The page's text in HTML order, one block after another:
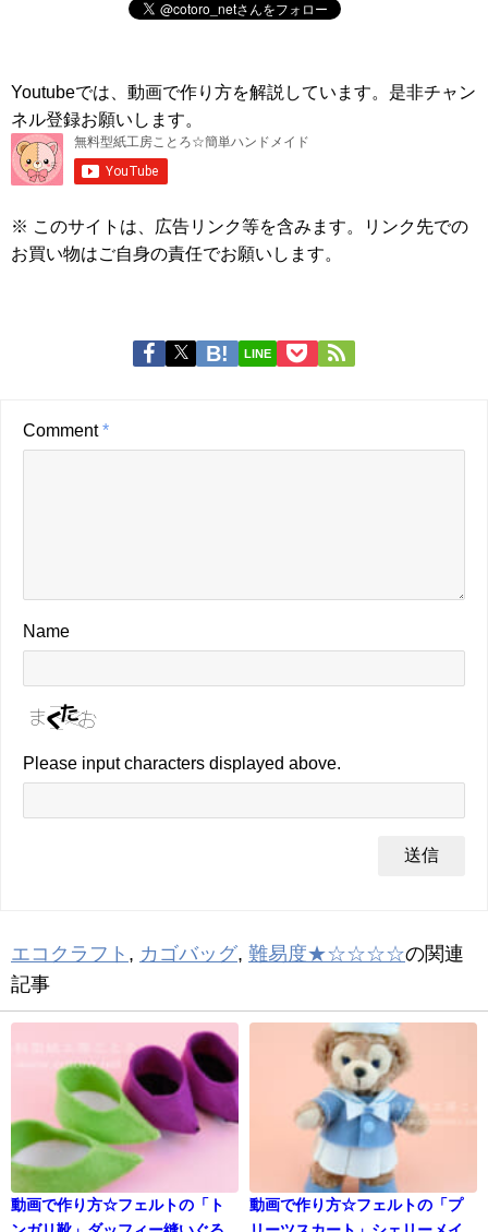
Youtubeでは、動画で作り方を解説しています。是非チャン
ネル登録お願いします。
※ このサイトは、広告リンク等を含みます。リンク先での
お買い物はご自身の責任でお願いします。
LINE
Comment*
Name
Please input characters displayed above.
エコクラフト , カゴバッグ, 難易度★☆☆☆☆の関連
記事
動画で作り方☆フェルトの「ト
動画で作り方☆フェルトの「プ